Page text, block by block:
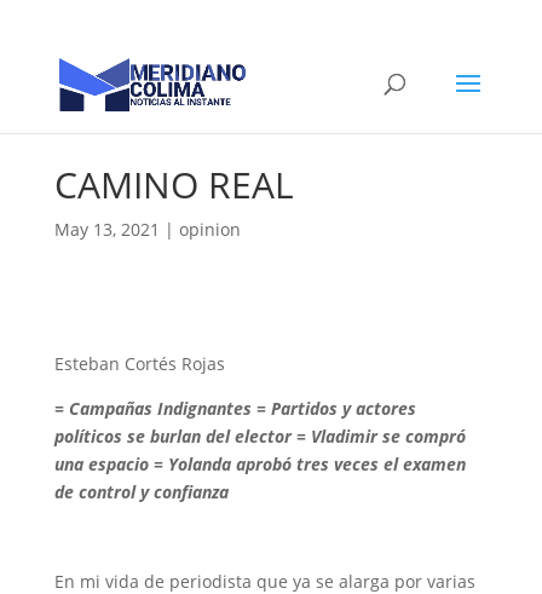
CAMINO REAL
May 13, 2021 | opinion
Esteban Cortés Rojas
= Campañas Indignantes = Partidos y actores
políticos se burlan del elector = Vladimir se compró
una espacio = Yolanda aprobó tres veces el examen
de control y confianza
En mi vida de periodista que ya se alarga por varias